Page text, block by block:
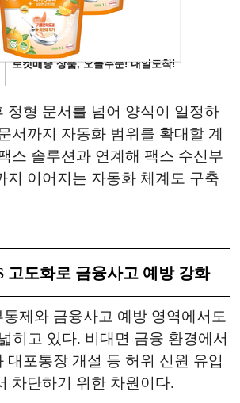
정형 문서를 넘어 양식이 일정하
서까지 자동화 범위를 확대할 계
스 솔루션과 연계해 팩스 수신부
지 이어지는 자동화 체계도 구축
고도화로 금융사고 예방 강화
제와 금융사고 예방 영역에서도
히고 있다. 비대면 금융 환경에서
대포통장 개설 등 허위 신원 유입
차단하기 위한 차원이다.